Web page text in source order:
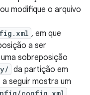
modifique o arquivo
, em que
a ser
sobreposição
da partição em
seguir mostra um